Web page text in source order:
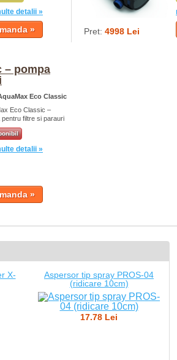
detalii »
Pret: 4998 Lei
– pompa
Eco Classic
Eco Classic –
pentru filtre si parauri
detalii »
X-
Aspersor tip spray PROS-04
(ridicare 10cm)
17.78 Lei